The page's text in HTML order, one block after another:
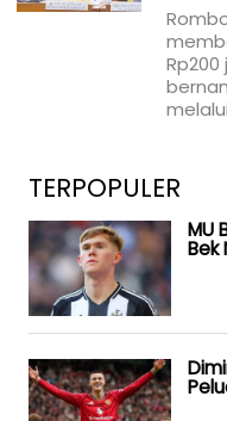
TERPOPULER
MU
Bek